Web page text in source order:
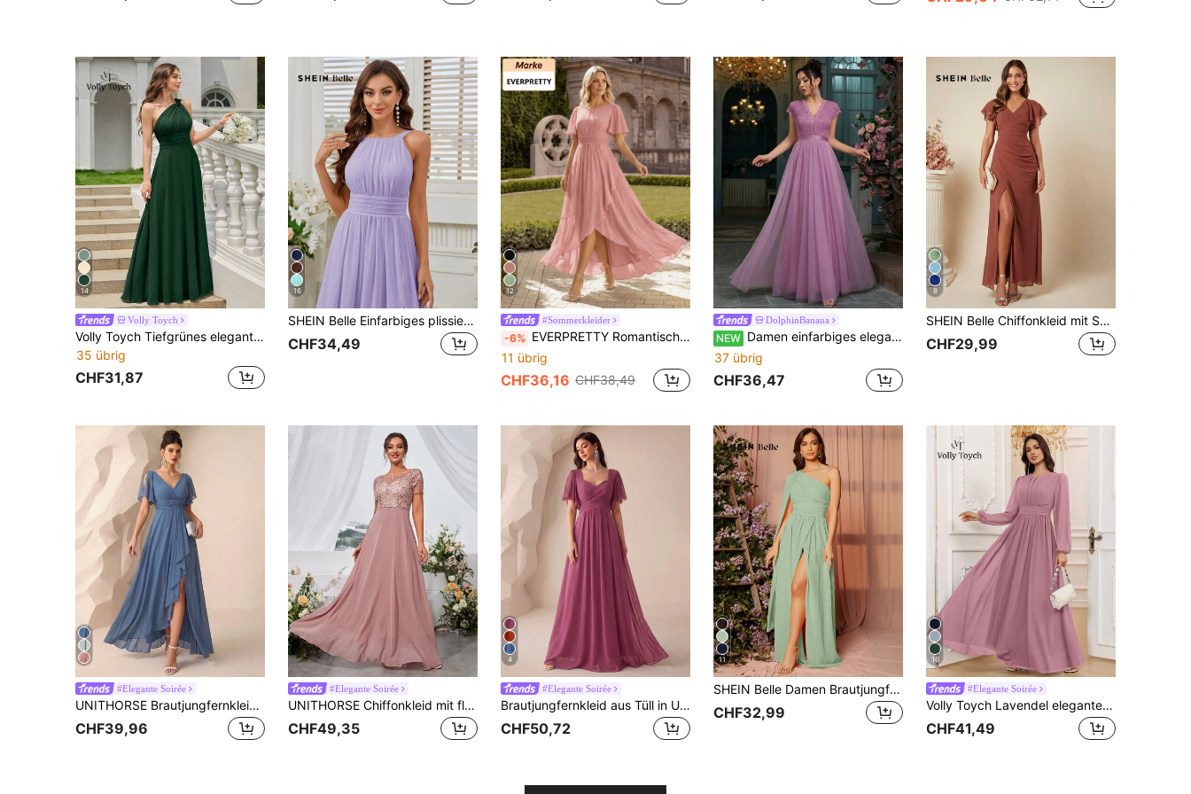
14
Volly Toych
Volly Toych Tiefgrünes elegantes Chiffon-Maxikleid mit asymmetrischem Ausschnitt und gerafftem Knoten-Design, geeignet für formelle Anlässe und Hochzeitsgäste im Herbst
35 übrig
CHF31,87
16
SHEIN Belle Einfarbiges plissiertes Ballkleid mit Trägerhalsausschnitt, Taillengürtel und hohem Schlitz vorne, elegantes Kleid in Hellviolett, Lavendel-Kleid für Hochzeit
CHF34,49
12
#Sommerkleider
-6% EVERPRETTY Romantisches elegantes Chiffon Brautjungfernkleid mit Laternenärmeln, rosa, mit Rüschensaum, formelles Kleid für Hochzeitsfeier, Bankett und Herbst
11 übrig
CHF36,16 CHF38,49
DolphinBanana
NEW Damen einfarbiges elegantes Mesh-Applikations V-Ausschnitt Rüschen A-Linie Brautjungfernkleid formelles Event Abendpartykleid Hochzeitsfeier Frühling Sommer Herbst
37 übrig
CHF36,47
8
SHEIN Belle Chiffonkleid mit Schmetterlings-Ärmeln und Schlitz am Oberschenkel, elegantes Brautjungfernkleid
CHF29,99
#Elegante Soirée
UNITHORSE Brautjungfernkleid mit Schmetterlingsärmeln, gerafftem Bustier, Rüschen an der Taille und Tüll, elegantes Kleid für Hochzeit im Herbst
CHF39,96
#Elegante Soirée
UNITHORSE Chiffonkleid mit floraler Stickerei für Brautjungfern, Geburtstag, Abschluss, festliche Anlässe Frühling Hochzeit
CHF49,35
4
#Elegante Soirée
Brautjungfernkleid aus Tüll in Unifarbe mit Lotusärmeln, rückenfreiem Design und Sweetheart-Ausschnitt für Herbsthochzeiten
CHF50,72
11
SHEIN Belle Damen Brautjungfernkleid mit Cape Ärmel, ein Schulter und hohem Schlitz elegantes Kleid
CHF32,99
16
#Elegante Soirée
Volly Toych Lavendel elegantes A-Linie Rundhals Langarm bodenlang Chiffon formelles Brautjungfernkleid, Hochzeitsgastkleid, ärmellos und ungefüttert Frühling Herbst
CHF41,49